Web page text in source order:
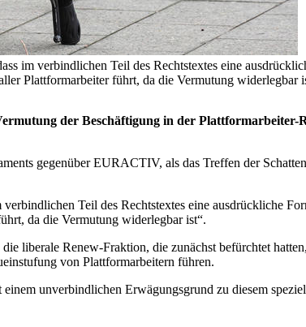
im verbindlichen Teil des Rechtstextes eine
Plattformarbeiter führt, da die Vermutung
der Beschäftigung in der
gegenüber EURACTIV, als das Treffen der
Teil des Rechtstextes eine ausdrückliche
da die Vermutung widerlegbar ist“.
liberale Renew-Fraktion, die zunächst befürchtet
von Plattformarbeitern führen.
unverbindlichen Erwägungsgrund zu diesem